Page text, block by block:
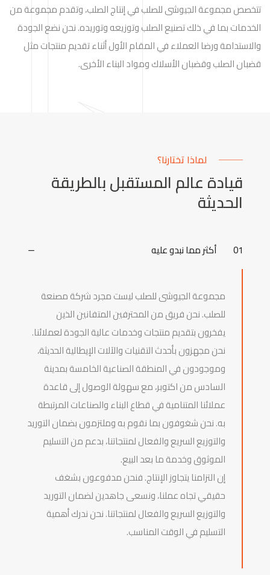
تتخصص مجموعة الجيوشى للصلب في إنتاج الصلب، وتقدم مجموعة من
الخدمات بما في ذلك تصنيع الصلب وتوزيعه وتوريده. نحن نضع الجودة
والاستدامة ورضا العملاء في المقام الأول أثناء تقديم منتجات مثل
قضبان الصلب وقضبان الأسلاك ومواد البناء الأخرى.
لماذا تختارنا؟
قيادة عالم المستقبل بالطريقة
الحديثة
01 أكثر مما نبدو عليه
مجموعة الجيوشى للصلب ليست مجرد شركة مصنعة
للصلب. نحن فريق من المحترفين المتفانين الذين
يفخرون بتقديم منتجات وخدمات عالية الجودة لعملائنا.
نحن مجهزون بأحدث التقنيات والآلات الإيطالية الحديثة،
وموجودون في المنطقة الصناعية الخامسة بمدينة
السادس من اكتوبر، مع سهولة الوصول إلى قاعدة
عملائنا المتنامية في قطاع البناء والصناعات المرتبطة
به. نحن شغوفون بما نقوم به وملتزمون بضمان التوريد
والتوزيع السريع والفعال لمنتجاتنا، بدعم من التسليم
الموثوق وخدمة ما بعد البيع.
إن التزامنا يتجاوز الإنتاج. فنحن مدفوعون بشغف
حقيقي تجاه عملنا، ونسعى جاهدين لضمان التوريد
والتوزيع السريع والفعال لمنتجاتنا. نحن ندرك أهمية
التسليم في الوقت المناسب.